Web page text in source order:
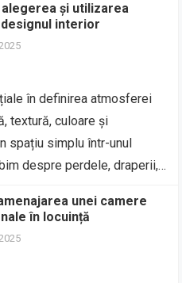
alegerea și utilizarea
interior
în definirea atmosferei
textură, culoare și
spațiu simplu într-unul
despre perdele, draperii,…
unei camere
în locuință